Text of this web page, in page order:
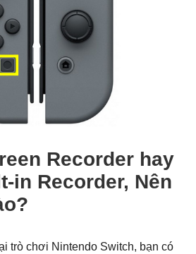
Recorder hay
in Recorder, Nên
trò chơi Nintendo Switch, bạn có